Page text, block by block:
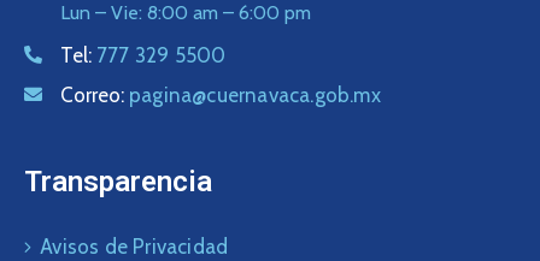
Lun – Vie: 8:00 am – 6:00 pm
Tel: 777 329 5500
Correo: pagina@cuernavaca.gob.mx
Transparencia
Avisos de Privacidad